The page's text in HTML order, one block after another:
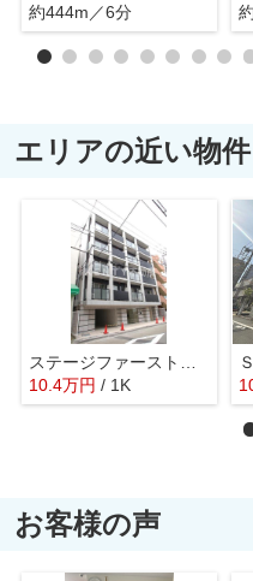
約444m／6分
エリアの近い物件
10.4万円 / 1K
お客様の声